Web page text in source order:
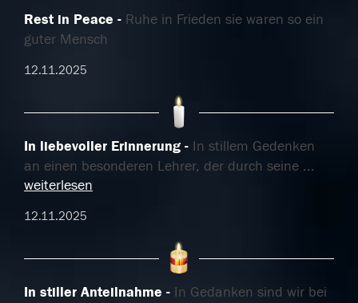
Rest in Peace
Ruhe in Frieden sie waren so ein
guter Mensch
12.11.2025
In liebevoller Erinnerung
In stillem Gedenken
an einen besonderen Lehrer, der durch seine ...
weiterlesen
12.11.2025
In stiller Anteilnahme
In Gedanken sind wir bei